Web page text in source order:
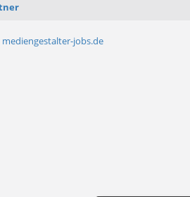
mediengestalter-jobs.de